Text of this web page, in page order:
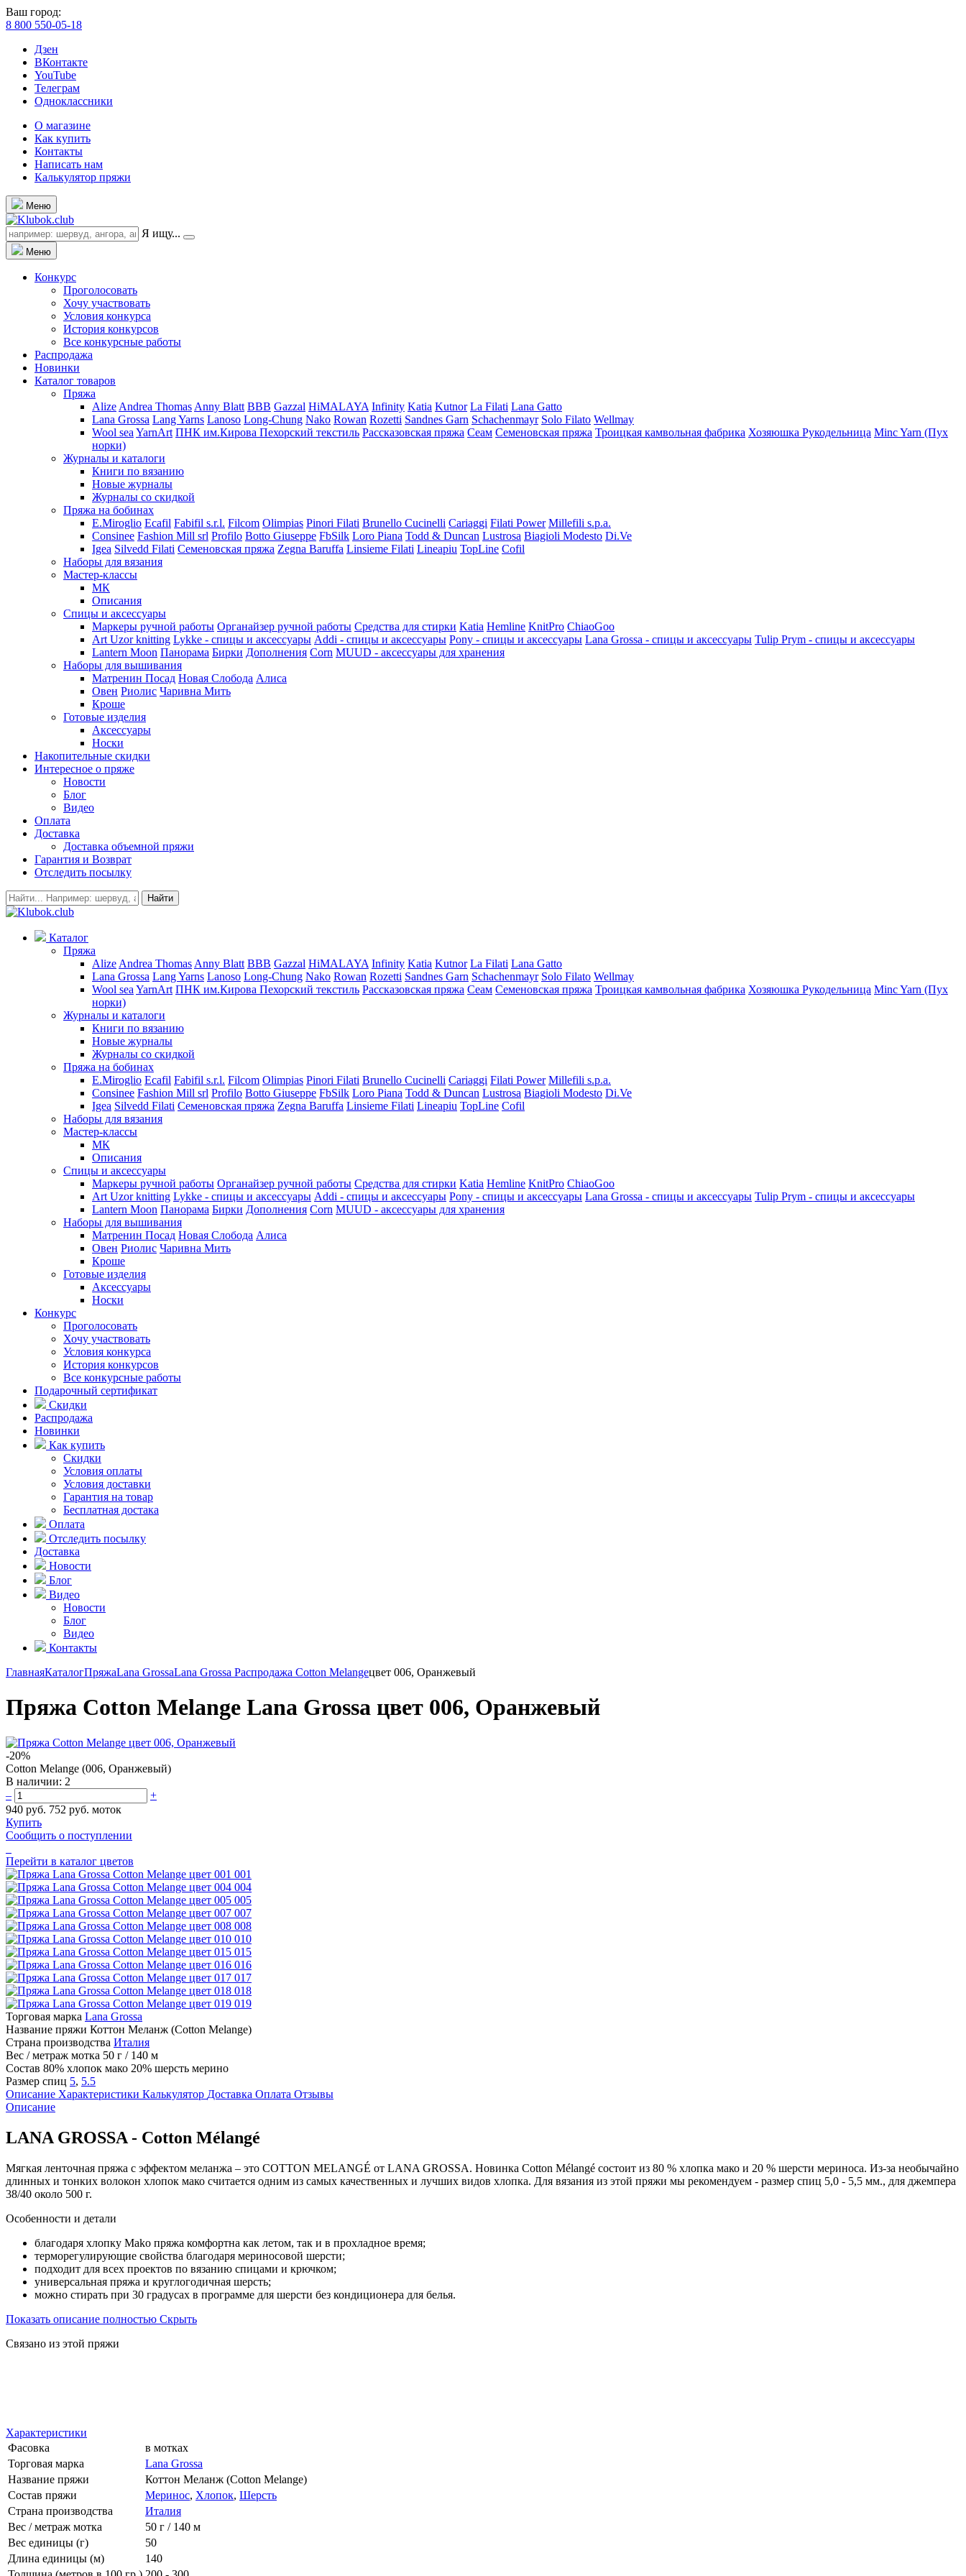
Ваш город:
8 800 550-05-18
Дзен
ВКонтакте
YouTube
Телеграм
Одноклассники
О магазине
Как купить
Контакты
Написать нам
Калькулятор пряжи
Меню
Я ищу...
Меню
Конкурс
Проголосовать
Хочу участвовать
Условия конкурса
История конкурсов
Все конкурсные работы
Распродажа
Новинки
Каталог товаров
Пряжа
Alize Andrea Thomas Anny Blatt BBB Gazzal HiMALAYA Infinity Katia Kutnor La Filati Lana Gatto
Lana Grossa Lang Yarns Lanoso Long-Chung Nako Rowan Rozetti Sandnes Garn Schachenmayr Solo Filato Wellmay
Wool sea YarnArt ПНК им.Кирова Пехорский текстиль Рассказовская пряжа Сеам Семеновская пряжа Троицкая камвольная фабрика Хозяюшка Рукодельница Minc Yarn (Пух
норки)
Журналы и каталоги
Книги по вязанию
Новые журналы
Журналы со скидкой
Пряжа на бобинах
E.Miroglio Ecafil Fabifil s.r.l. Filcom Olimpias Pinori Filati Brunello Cucinelli Cariaggi Filati Power Millefili s.p.a.
Consinee Fashion Mill srl Profilo Botto Giuseppe FbSilk Loro Piana Todd & Duncan Lustrosa Biagioli Modesto Di.Ve
Igea Silvedd Filati Семеновская пряжа Zegna Baruffa Linsieme Filati Lineapiu TopLine Cofil
Наборы для вязания
Мастер-классы
МК
Описания
Спицы и аксессуары
Маркеры ручной работы Органайзер ручной работы Средства для стирки Katia Hemline KnitPro ChiaoGoo
Art Uzor knitting Lykke - спицы и аксессуары Addi - спицы и аксессуары Pony - спицы и аксессуары Lana Grossa - спицы и аксессуары Tulip Prym - спицы и аксессуары
Lantern Moon Панорама Бирки Дополнения Corn MUUD - аксессуары для хранения
Наборы для вышивания
Матренин Посад Новая Слобода Алиса
Овен Риолис Чаривна Мить
Кроше
Готовые изделия
Аксессуары
Носки
Накопительные скидки
Интересное о пряже
Новости
Блог
Видео
Оплата
Доставка
Доставка объемной пряжи
Гарантия и Возврат
Отследить посылку
Найти
Каталог
Пряжа
Alize Andrea Thomas Anny Blatt BBB Gazzal HiMALAYA Infinity Katia Kutnor La Filati Lana Gatto
Lana Grossa Lang Yarns Lanoso Long-Chung Nako Rowan Rozetti Sandnes Garn Schachenmayr Solo Filato Wellmay
Wool sea YarnArt ПНК им.Кирова Пехорский текстиль Рассказовская пряжа Сеам Семеновская пряжа Троицкая камвольная фабрика Хозяюшка Рукодельница Minc Yarn (Пух
норки)
Журналы и каталоги
Книги по вязанию
Новые журналы
Журналы со скидкой
Пряжа на бобинах
E.Miroglio Ecafil Fabifil s.r.l. Filcom Olimpias Pinori Filati Brunello Cucinelli Cariaggi Filati Power Millefili s.p.a.
Consinee Fashion Mill srl Profilo Botto Giuseppe FbSilk Loro Piana Todd & Duncan Lustrosa Biagioli Modesto Di.Ve
Igea Silvedd Filati Семеновская пряжа Zegna Baruffa Linsieme Filati Lineapiu TopLine Cofil
Наборы для вязания
Мастер-классы
МК
Описания
Спицы и аксессуары
Маркеры ручной работы Органайзер ручной работы Средства для стирки Katia Hemline KnitPro ChiaoGoo
Art Uzor knitting Lykke - спицы и аксессуары Addi - спицы и аксессуары Pony - спицы и аксессуары Lana Grossa - спицы и аксессуары Tulip Prym - спицы и аксессуары
Lantern Moon Панорама Бирки Дополнения Corn MUUD - аксессуары для хранения
Наборы для вышивания
Матренин Посад Новая Слобода Алиса
Овен Риолис Чаривна Мить
Кроше
Готовые изделия
Аксессуары
Носки
Конкурс
Проголосовать
Хочу участвовать
Условия конкурса
История конкурсов
Все конкурсные работы
Подарочный сертификат
Скидки
Распродажа
Новинки
Как купить
Скидки
Условия оплаты
Условия доставки
Гарантия на товар
Бесплатная достака
Оплата
Отследить посылку
Доставка
Новости
Блог
Видео
Новости
Блог
Видео
Контакты
ГлавнаяКаталогПряжаLana GrossaLana Grossa Распродажа Cotton Melangeцвет 006, Оранжевый
Пряжа Cotton Melange Lana Grossa цвет 006, Оранжевый
-20%
Cotton Melange (006, Оранжевый)
В наличии: 2
–
+
940 руб. 752 руб. моток
Купить
Сообщить о поступлении
Перейти в каталог цветов
001
004
005
007
008
010
015
016
017
018
019
Торговая марка Lana Grossa
Название пряжи Коттон Меланж (Cotton Melange)
Страна производства Италия
Вес / метраж мотка 50 г / 140 м
Состав 80% хлопок мако 20% шерсть мерино
Размер спиц 5, 5.5
Описание Характеристики Калькулятор Доставка Оплата Отзывы
Описание
LANA GROSSA - Cotton Mélangé
Мягкая ленточная пряжа с эффектом меланжа – это COTTON MELANGÉ от LANA GROSSA. Новинка Cotton Mélangé состоит из 80 % хлопка мако и 20 % шерсти мериноса. Из-за необычайно
длинных и тонких волокон хлопок мако считается одним из самых качественных и лучших видов хлопка. Для вязания из этой пряжи мы рекомендуем - размер спиц 5,0 - 5,5 мм., для джемпера
38/40 около 500 г.
Особенности и детали
благодаря хлопку Mako пряжа комфортна как летом, так и в прохладное время;
терморегулирующие свойства благодаря мериносовой шерсти;
подходит для всех проектов по вязанию спицами и крючком;
универсальная пряжа и круглогодичная шерсть;
можно стирать при 30 градусах в программе для шерсти без кондиционера для белья.
Показать описание полностью Скрыть
Связано из этой пряжи
Характеристики
Фасовка
в мотках
Торговая марка
Lana Grossa
Название пряжи
Коттон Меланж (Cotton Melange)
Состав пряжи
Меринос, Хлопок, Шерсть
Страна производства
Италия
Вес / метраж мотка
50 г / 140 м
Вес единицы (г)
50
Длина единицы (м)
140